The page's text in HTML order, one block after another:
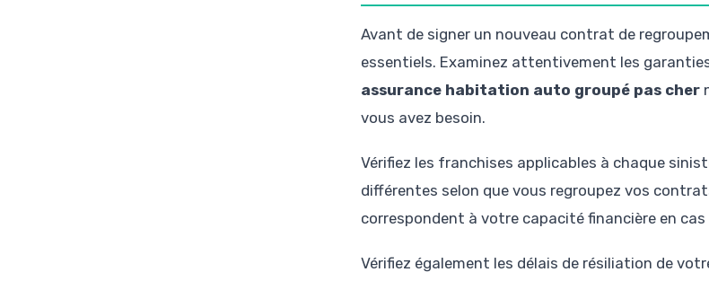
Avant de signer un nouveau contrat de
essentiels. Examinez attentivement les
assurance habitation auto groupé pas cher
vous avez besoin.
Vérifiez les franchises applicables à chaque
différentes selon que vous regroupez vos
correspondent à votre capacité financière en cas
Vérifiez également les délais de résiliation de